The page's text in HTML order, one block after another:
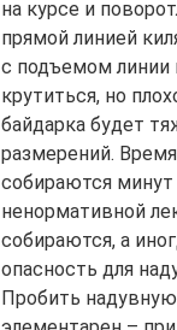
на курсе и
прямой линией
с подъемом линии
крутиться, но
байдарка будет
размерений.
собираются минут
ненормативной
собираются, а
опасность для
Пробить